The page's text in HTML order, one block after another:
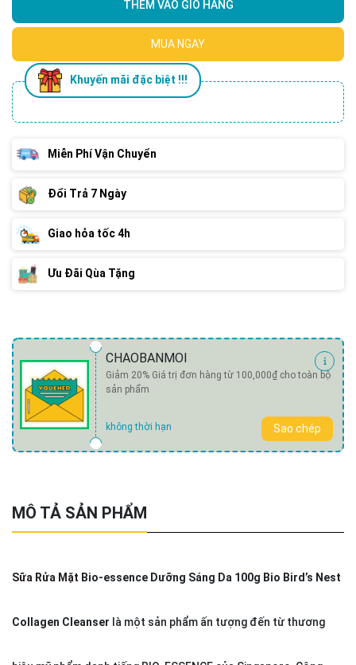
THÊM VÀO GIỎ HÀNG
MUA NGAY
Khuyến mãi đặc biệt !!!
Miễn Phí Vận Chuyển
Đổi Trả 7 Ngày
Giao hỏa tốc 4h
Ưu Đãi Qùa Tặng
CHAOBANMOI
Giảm 20% Giá trị đơn hàng từ 100,000₫ cho toàn bộ
sản phẩm
không thời hạn Sao chép
MÔ TẢ SẢN PHẨM
Sữa Rửa Mặt Bio-essence Dưỡng Sáng Da 100g Bio Bird’s Nest
Collagen Cleanser là một sản phẩm ấn tượng đến từ thương